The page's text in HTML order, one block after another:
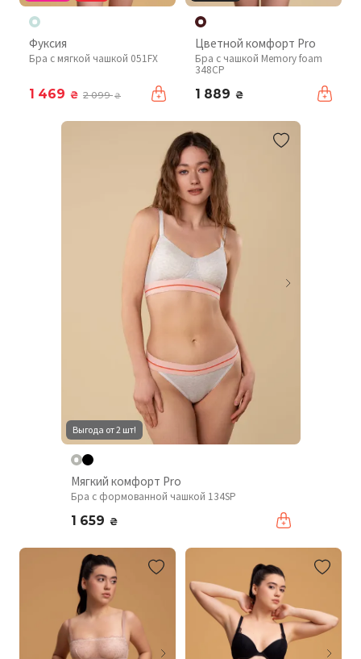
Фуксия
Бра с мягкой чашкой 051FX
1 469 ₴ 2 099₴
Цветной комфорт Pro
Бра с чашкой Memory foam
348CP
1 889 ₴
Выгода от 2 шт!
Мягкий комфорт Pro
Бра с формованной чашкой 134SP
1 659 ₴